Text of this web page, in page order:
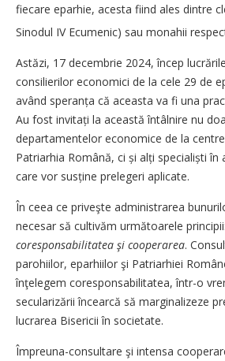
fiecare eparhie, acesta fiind ales dintre
Sinodul IV Ecumenic) sau monahii
Astăzi, 17 decembrie 2024, încep
consilierilor economici de la cele 29 de
având speranța că aceasta va fi una
Au fost invitați la această întâlnire nu
departamentelor economice de la
Patriarhia Română, ci și alți specialiști
care vor susține prelegeri aplicate.
În ceea ce priveşte administrarea
necesar să cultivăm următoarele principii:
coresponsabilitatea şi cooperarea.
parohiilor, eparhiilor şi Patriarhiei
înţelegem coresponsabilitatea, într-o
secularizării încearcă să marginalizeze
lucrarea Bisericii în societate.
Împreuna-consultare şi intensa